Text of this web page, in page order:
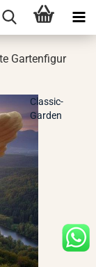
Gar­ten­fi­gur
Classic-
Garden